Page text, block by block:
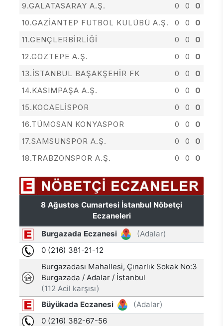
9.GALATASARAY A.Ş.
0 0
0
10.GAZİANTEP FUTBOL KULÜBÜ A.Ş.
0 0
0
11.GENÇLERBİRLİĞİ
0 0
0
12.GÖZTEPE A.Ş.
0 0
0
13.İSTANBUL BAŞAKŞEHİR FK
0 0
0
14.KASIMPAŞA A.Ş.
0 0
0
15.KOCAELİSPOR
0 0
0
16.TÜMOSAN KONYASPOR
0 0
0
17.SAMSUNSPOR A.Ş.
0 0
0
18.TRABZONSPOR A.Ş.
0 0 0